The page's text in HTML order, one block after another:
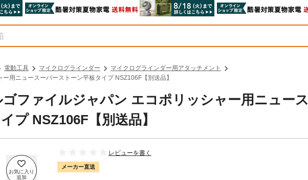
電動工具 マイクログラインダー
マイクログラインダー用アタッチメント
用ニュースーパーストーン平板タイプ NSZ106F【別送品】
ゴファイルジャパン エコポリッシャー用ニュース
プ NSZ106F【別送品】
レビューを書く
メーカー直送